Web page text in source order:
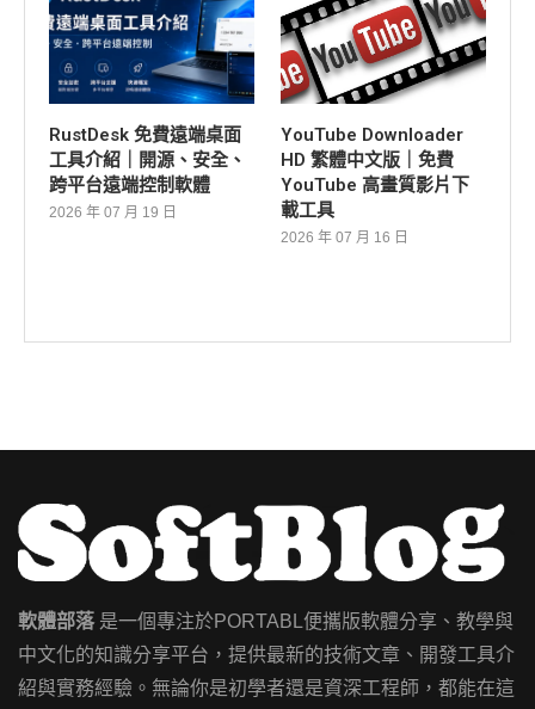
RustDesk 免費遠端桌面
工具介紹｜開源、安全、
跨平台遠端控制軟體
2026 年 07 月 19 日
YouTube Downloader
HD 繁體中文版｜免費
YouTube 高畫質影片下
載工具
2026 年 07 月 16 日
軟體部落是一個專注於PORTABL便攜版軟體分享、教學與
中文化的知識分享平台，提供最新的技術文章、開發工具介
紹與實務經驗。無論你是初學者還是資深工程師，都能在這